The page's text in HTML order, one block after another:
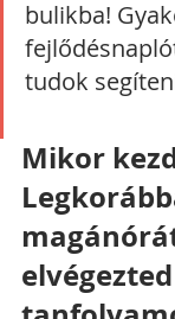
bulikba!
tudok
Mikor